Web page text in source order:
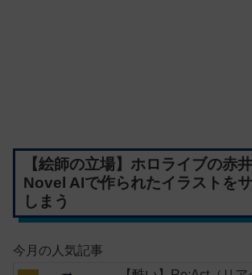
【絵師の立場】ホロライブの赤
Novel AIで作られたイラストを
しまう
今月の人気記事